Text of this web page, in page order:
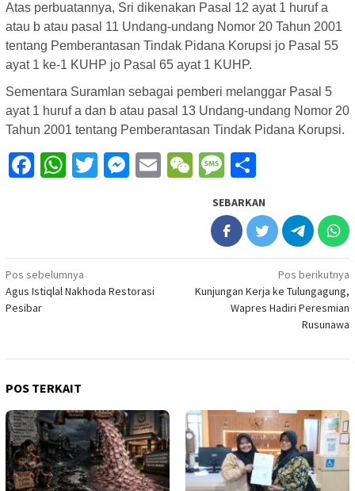
Atas perbuatannya, Sri dikenakan Pasal 12 ayat 1 huruf a
atau b atau pasal 11 Undang-undang Nomor 20 Tahun 2001
tentang Pemberantasan Tindak Pidana Korupsi jo Pasal 55
ayat 1 ke-1 KUHP jo Pasal 65 ayat 1 KUHP.
Sementara Suramlan sebagai pemberi melanggar Pasal 5
ayat 1 huruf a dan b atau pasal 13 Undang-undang Nomor 20
Tahun 2001 tentang Pemberantasan Tindak Pidana Korupsi.
Facebook
WhatsApp
Twitter
Messenger
EmailWeChatMessage
SEBARKAN
Navigasi
pos
Pos sebelumnya
Agus Istiqlal Nakhoda Restorasi
Pesibar
Pos berikutnya
Kunjungan Kerja ke Tulungagung,
Wapres Hadiri Peresmian
Rusunawa
POS TERKAIT